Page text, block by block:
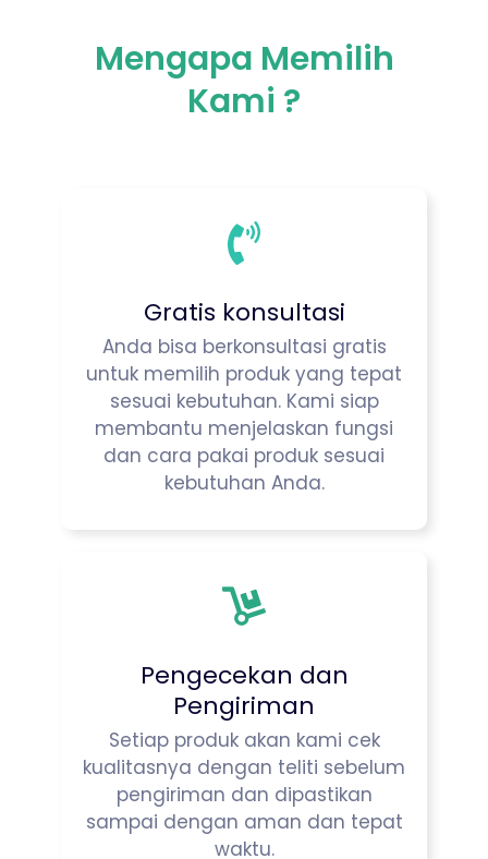
Mengapa Memilih
Kami ?
Gratis konsultasi
Anda bisa berkonsultasi gratis
untuk memilih produk yang tepat
sesuai kebutuhan. Kami siap
membantu menjelaskan fungsi
dan cara pakai produk sesuai
kebutuhan Anda.
Pengecekan dan
Pengiriman
Setiap produk akan kami cek
kualitasnya dengan teliti sebelum
pengiriman dan dipastikan
sampai dengan aman dan tepat
waktu.